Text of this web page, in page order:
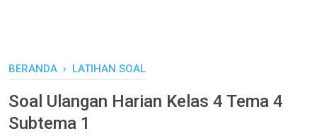
BERANDA › LATIHAN SOAL
Soal Ulangan Harian Kelas 4 Tema 4
Subtema 1